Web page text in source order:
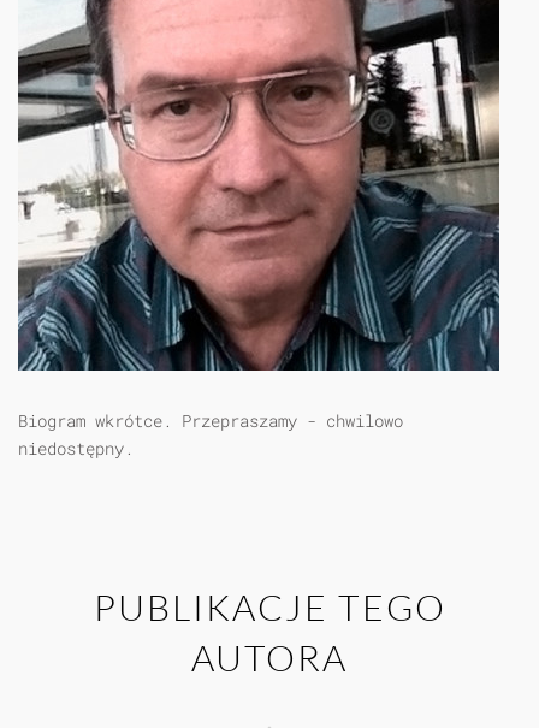
Biogram wkrótce. Przepraszamy - chwilowo
niedostępny.
PUBLIKACJE TEGO
AUTORA